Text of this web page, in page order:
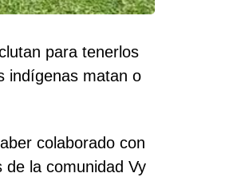
para tenerlos
indígenas matan o
colaborado con
la comunidad Vy